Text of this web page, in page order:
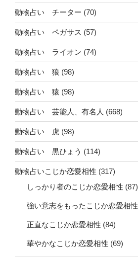
動物占い チーター (70)
動物占い ペガサス (57)
動物占い ライオン (74)
動物占い 狼 (98)
動物占い 猿 (98)
動物占い 芸能人、有名人 (668)
動物占い 虎 (98)
動物占い 黒ひょう (114)
動物占いこじか恋愛相性 (317)
しっかり者のこじか恋愛相性 (87)
強い意志をもったこじか恋愛相性
正直なこじか恋愛相性 (84)
華やかなこじか恋愛相性 (69)